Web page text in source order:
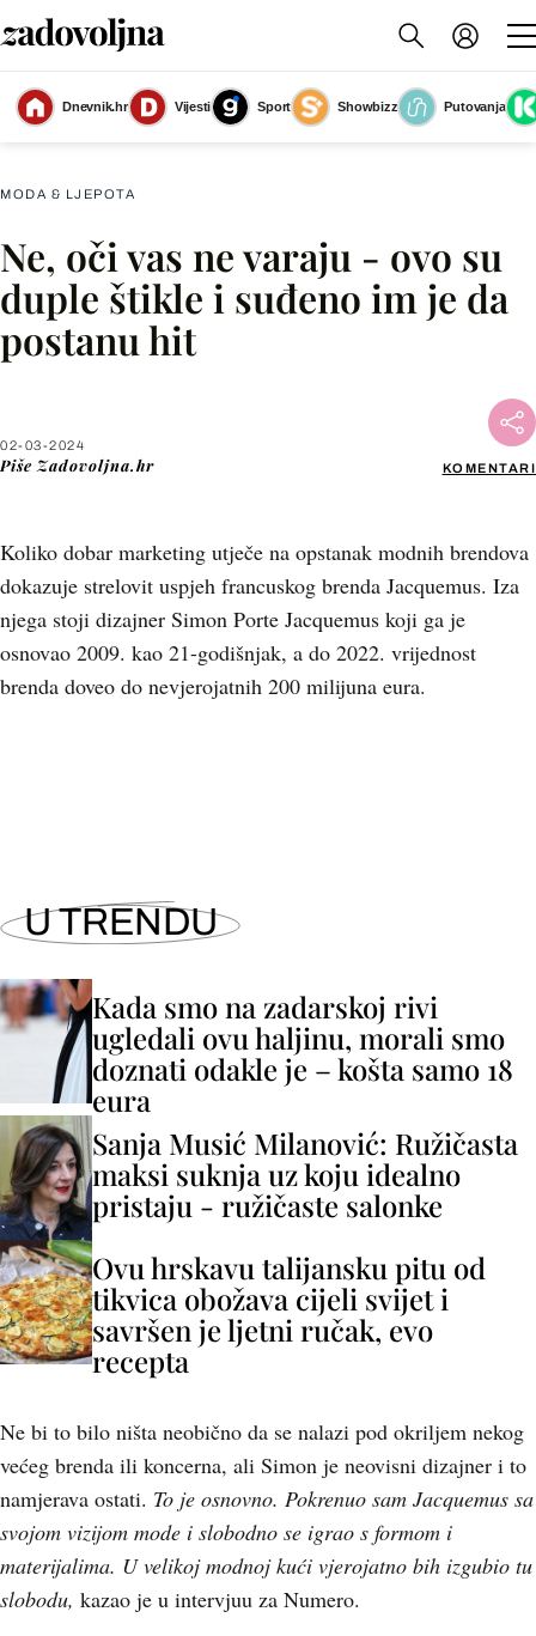
Dnevnik.hr Vijesti Sport Showbizz
Putovanja
Slika nije dostupna
MODA & LJEPOTA
Ne, oči vas ne varaju - ovo su
duple štikle i suđeno im je da
postanu hit
02-03-2024
Piše Zadovoljna.hr KOMENTARI
Koliko dobar marketing utječe na opstanak modnih brendova
dokazuje strelovit uspjeh francuskog brenda Jacquemus. Iza
njega stoji dizajner Simon Porte Jacquemus koji ga je
osnovao 2009. kao 21-godišnjak, a do 2022. vrijednost
brenda doveo do nevjerojatnih 200 milijuna eura.
Facebook
X
U TRENDU
Kada smo na zadarskoj rivi
ugledali ovu haljinu, morali smo
doznati odakle je – košta samo 18
eura
Sanja Musić Milanović: Ružičasta
maksi suknja uz koju idealno
pristaju - ružičaste salonke
Ovu hrskavu talijansku pitu od
tikvica obožava cijeli svijet i
savršen je ljetni ručak, evo
recepta
Ne bi to bilo ništa neobično da se nalazi pod okriljem nekog
većeg brenda ili koncerna, ali Simon je neovisni dizajner i to
namjerava ostati. To je osnovno. Pokrenuo sam Jacquemus sa
svojom vizijom mode i slobodno se igrao s formom i
materijalima. U velikoj modnoj kući vjerojatno bih izgubio tu
slobodu, kazao je u intervjuu za Numero.